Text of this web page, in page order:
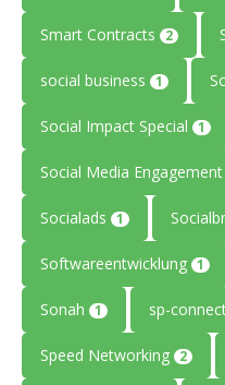
Smart Contracts 2
social business 1
Social Impact Special 1
Social Media Engagement
Socialads 1
Softwareentwicklung 1
Sonah 1 sp-
Speed Networking 2